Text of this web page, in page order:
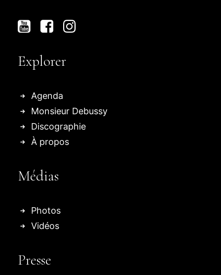
Explorer
Agenda
Monsieur Debussy
Discographie
À propos
Médias
Photos
Vidéos
Presse